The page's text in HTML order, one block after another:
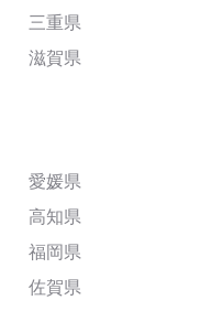
三重県
滋賀県
愛媛県
高知県
福岡県
佐賀県